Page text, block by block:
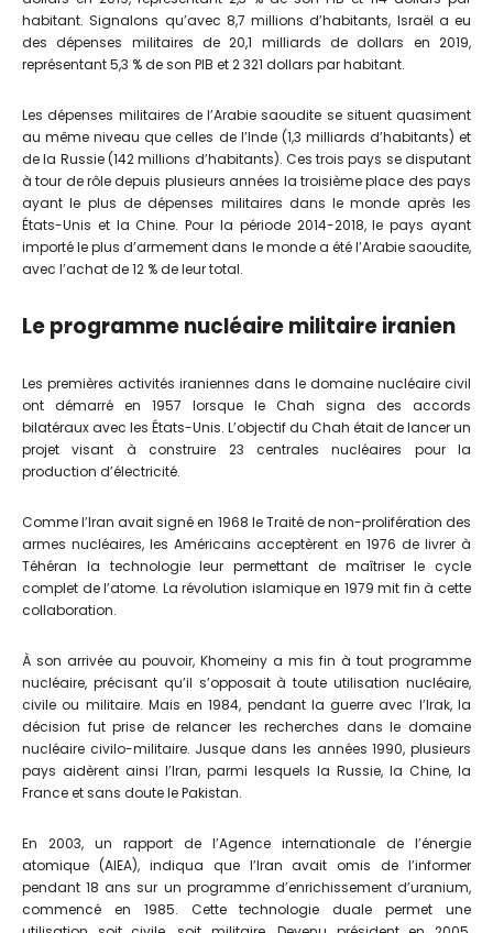
habitant. Signalons qu’avec 8,7 millions d’habitants, Israël a eu
des dépenses militaires de 20,1 milliards de dollars en 2019,
représentant 5,3 % de son PIB et 2 321 dollars par habitant.
Les dépenses militaires de l’Arabie saoudite se situent quasiment
au même niveau que celles de l’Inde (1,3 milliards d’habitants) et
de la Russie (142 millions d’habitants). Ces trois pays se disputant
à tour de rôle depuis plusieurs années la troisième place des pays
ayant le plus de dépenses militaires dans le monde après les
États-Unis et la Chine. Pour la période 2014-2018, le pays ayant
importé le plus d’armement dans le monde a été l’Arabie saoudite,
avec l’achat de 12 % de leur total.
Le programme nucléaire militaire iranien
Les premières activités iraniennes dans le domaine nucléaire civil
ont démarré en 1957 lorsque le Chah signa des accords
bilatéraux avec les États-Unis. L’objectif du Chah était de lancer un
projet visant à construire 23 centrales nucléaires pour la
production d’électricité.
Comme l’Iran avait signé en 1968 le Traité de non-prolifération des
armes nucléaires, les Américains acceptèrent en 1976 de livrer à
Téhéran la technologie leur permettant de maîtriser le cycle
complet de l’atome. La révolution islamique en 1979 mit fin à cette
collaboration.
À son arrivée au pouvoir, Khomeiny a mis fin à tout programme
nucléaire, précisant qu’il s’opposait à toute utilisation nucléaire,
civile ou militaire. Mais en 1984, pendant la guerre avec l’Irak, la
décision fut prise de relancer les recherches dans le domaine
nucléaire civilo-militaire. Jusque dans les années 1990, plusieurs
pays aidèrent ainsi l’Iran, parmi lesquels la Russie, la Chine, la
France et sans doute le Pakistan.
En 2003, un rapport de l’Agence internationale de l’énergie
atomique (AIEA), indiqua que l’Iran avait omis de l’informer
pendant 18 ans sur un programme d’enrichissement d’uranium,
commencé en 1985. Cette technologie duale permet une